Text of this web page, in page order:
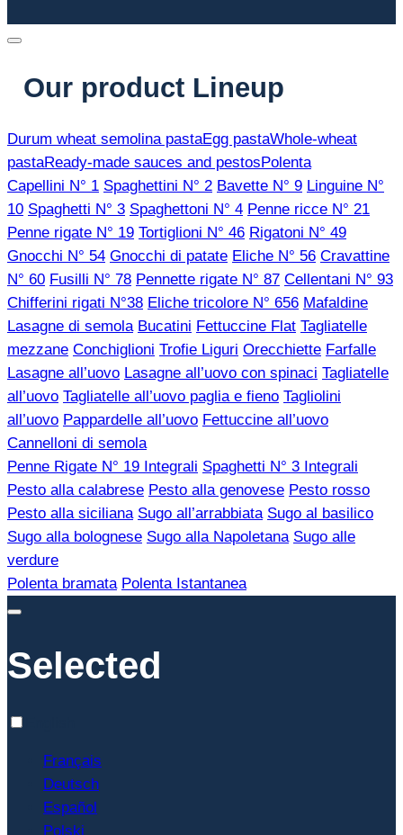
Our product Lineup
Durum wheat semolina pastaEgg pastaWhole-wheat
pastaReady-made sauces and pestosPolenta
Capellini N° 1 Spaghettini N° 2 Bavette N° 9 Linguine N°
10 Spaghetti N° 3 Spaghettoni N° 4 Penne ricce N° 21
Penne rigate N° 19 Tortiglioni N° 46 Rigatoni N° 49
Gnocchi N° 54 Gnocchi di patate Eliche N° 56 Cravattine
N° 60 Fusilli N° 78 Pennette rigate N° 87 Cellentani N° 93
Chifferini rigati N°38 Eliche tricolore N° 656 Mafaldine
Lasagne di semola Bucatini Fettuccine Flat Tagliatelle
mezzane Conchiglioni Trofie Liguri Orecchiette Farfalle
Lasagne all’uovo Lasagne all’uovo con spinaci Tagliatelle
all’uovo Tagliatelle all’uovo paglia e fieno Tagliolini
all’uovo Pappardelle all’uovo Fettuccine all’uovo
Cannelloni di semola
Penne Rigate N° 19 Integrali Spaghetti N° 3 Integrali
Pesto alla calabrese Pesto alla genovese Pesto rosso
Pesto alla siciliana Sugo all’arrabbiata Sugo al basilico
Sugo alla bolognese Sugo alla Napoletana Sugo alle
verdure
Polenta bramata Polenta Istantanea
Selected
Français
Deutsch
Español
Polski